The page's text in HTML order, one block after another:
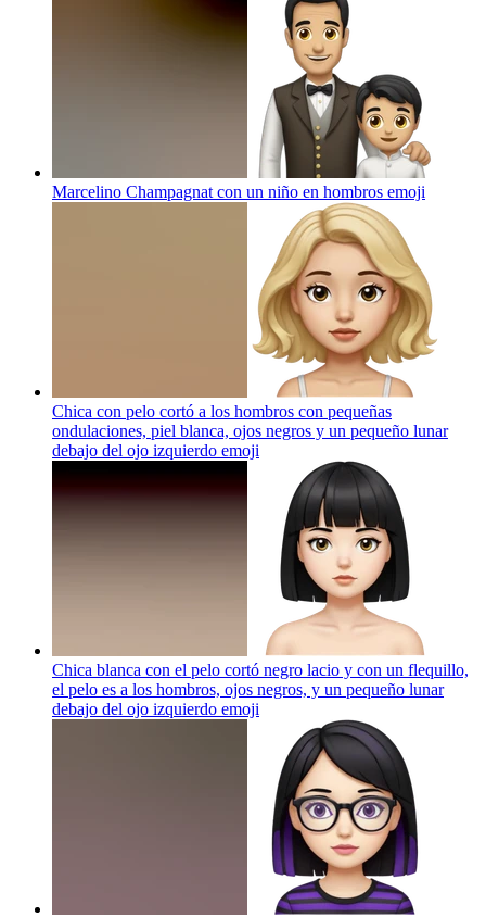
Marcelino Champagnat con un niño en hombros emoji
Chica con pelo cortó a los hombros con pequeñas
ondulaciones, piel blanca, ojos negros y un pequeño lunar
debajo del ojo izquierdo emoji
Chica blanca con el pelo cortó negro lacio y con un flequillo,
el pelo es a los hombros, ojos negros, y un pequeño lunar
debajo del ojo izquierdo emoji